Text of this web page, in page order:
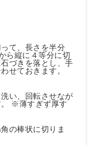
て、長さを半分
ら縦に４等分に切
づきを落とし、手
せておきます。
い、回転させなが
。 ※薄すぎず厚す
の棒状に切りま